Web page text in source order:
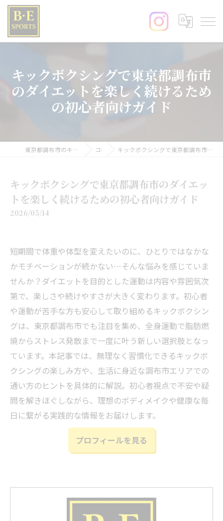
キックボクシングで東京都調布市
のダイエットを楽しく続けるため
の初心者向けガイド
東京都調布市のキックボクシングならB･E SPORTS コラム キックボクシングで東京都調布市のダイエットを楽しく続けるための初心者向けガイド
キックボクシングで東京都調布市のダイエッ
トを楽しく続けるための初心者向けガイド
2026/05/14
短期間で体重や体型を変えたいのに、ひとりではなかな
かモチベーションが続かない…そんな悩みを感じていま
せんか？ダイエットを目的とした運動は内容や雰囲気次
第で、楽しさや続けやすさが大きく変わります。初心者
や運動が苦手な方も安心して取り組めるキックボクシン
グは、東京都調布市でも注目を集め、全身運動で脂肪燃
焼からストレス発散まで一度に叶う新しい選択肢となっ
ています。本記事では、無理なく習慣化できるキックボ
クシングの楽しみ方や、生活に身近な調布市エリアでの
通い方のヒントを具体的に解説。初心者視点で不安や疑
問を解きほぐしながら、理想のボディメイクや健康な毎
日に繋がる実践的な情報をお届けします。
プロフィールを見る